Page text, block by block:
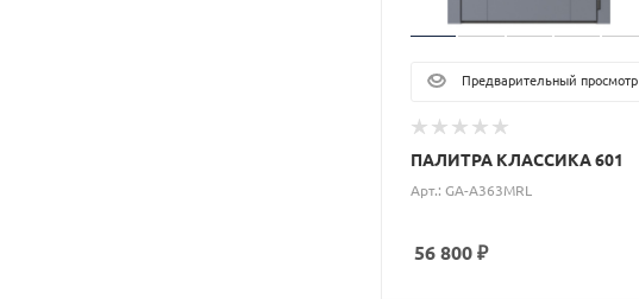
Предварительный просмотр
ПАЛИТРА КЛАССИКА 601
Арт.: GA-A363MRL
56 800₽